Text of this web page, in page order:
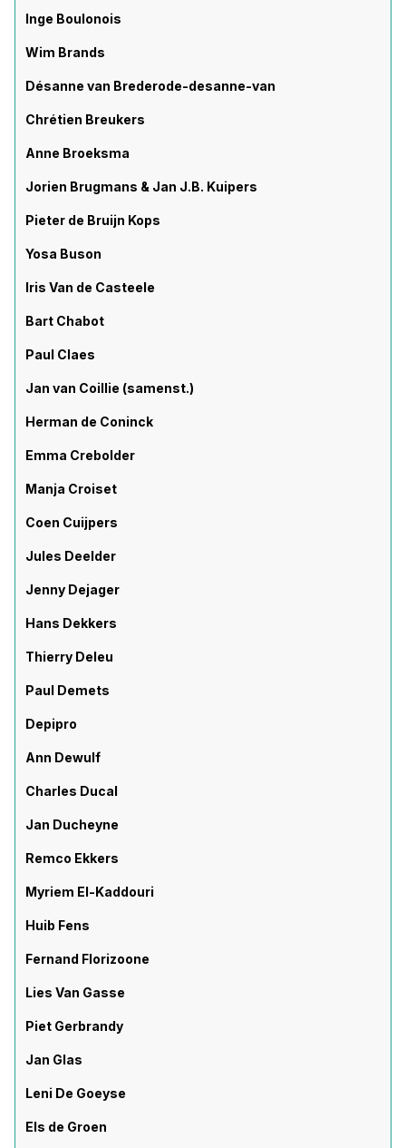
Inge Boulonois
Wim Brands
Désanne van Brederode-desanne-van
Chrétien Breukers
Anne Broeksma
Jorien Brugmans & Jan J.B. Kuipers
Pieter de Bruijn Kops
Yosa Buson
Iris Van de Casteele
Bart Chabot
Paul Claes
Jan van Coillie (samenst.)
Herman de Coninck
Emma Crebolder
Manja Croiset
Coen Cuijpers
Jules Deelder
Jenny Dejager
Hans Dekkers
Thierry Deleu
Paul Demets
Depipro
Ann Dewulf
Charles Ducal
Jan Ducheyne
Remco Ekkers
Myriem El-Kaddouri
Huib Fens
Fernand Florizoone
Lies Van Gasse
Piet Gerbrandy
Jan Glas
Leni De Goeyse
Els de Groen